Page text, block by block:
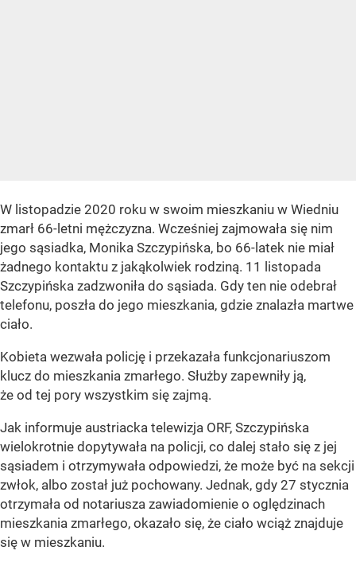
W listopadzie 2020 roku w swoim mieszkaniu w Wiedniu
zmarł 66-letni mężczyzna. Wcześniej zajmowała się nim
jego sąsiadka, Monika Szczypińska, bo 66-latek nie miał
żadnego kontaktu z jakąkolwiek rodziną. 11 listopada
Szczypińska zadzwoniła do sąsiada. Gdy ten nie odebrał
telefonu, poszła do jego mieszkania, gdzie znalazła martwe
ciało.
Kobieta wezwała policję i przekazała funkcjonariuszom
klucz do mieszkania zmarłego. Służby zapewniły ją,
że od tej pory wszystkim się zajmą.
Jak informuje austriacka telewizja ORF, Szczypińska
wielokrotnie dopytywała na policji, co dalej stało się z jej
sąsiadem i otrzymywała odpowiedzi, że może być na sekcji
zwłok, albo został już pochowany. Jednak, gdy 27 stycznia
otrzymała od notariusza zawiadomienie o oględzinach
mieszkania zmarłego, okazało się, że ciało wciąż znajduje
się w mieszkaniu.